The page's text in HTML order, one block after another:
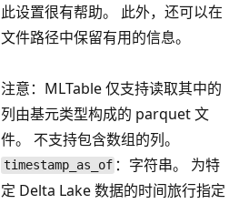
此设置很有帮助。 此外，还可以在
文件路径中保留有用的信息。
注意：MLTable 仅支持读取其中的
列由基元类型构成的 parquet 文
件。 不支持包含数组的列。
timestamp_as_of ：字符串。 为特
定 Delta Lake 数据的时间旅行指定